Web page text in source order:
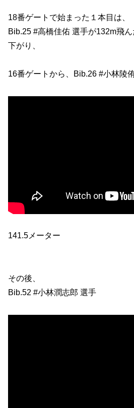
18番ゲートで始まった１本目は、
Bib.25 #高橋佳佑 選手が132m飛
下がり、
16番ゲートから、Bib.26 #小林陵
141.5メーター
その後、
Bib.52 #小林潤志郎 選手